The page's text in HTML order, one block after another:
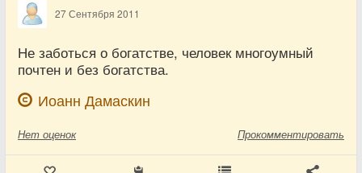
27 Сентября 2011
Не заботься о богатстве, человек многоумный
почтен и без богатства.
Иоанн Дамаскин
Нет оценок Прокомментировать